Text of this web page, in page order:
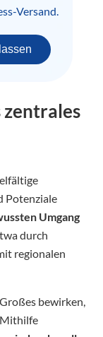
Versand.
zentrales
Potenziale
Umgang
durch
regionalen
bewirken,
Mithilfe